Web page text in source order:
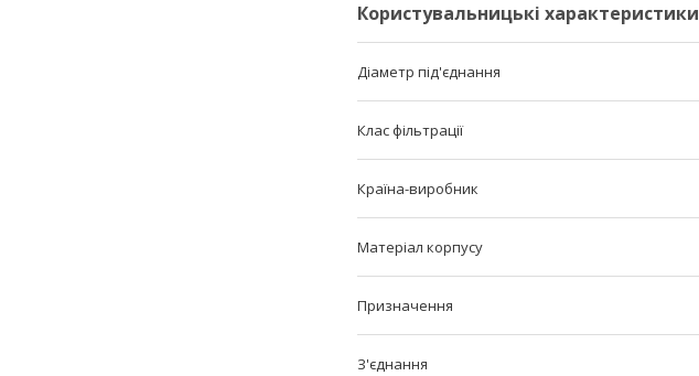
Користувальницькі характеристики
Діаметр під'єднання
Клас фільтрації
Країна-виробник
Матеріал корпусу
Призначення
З'єднання